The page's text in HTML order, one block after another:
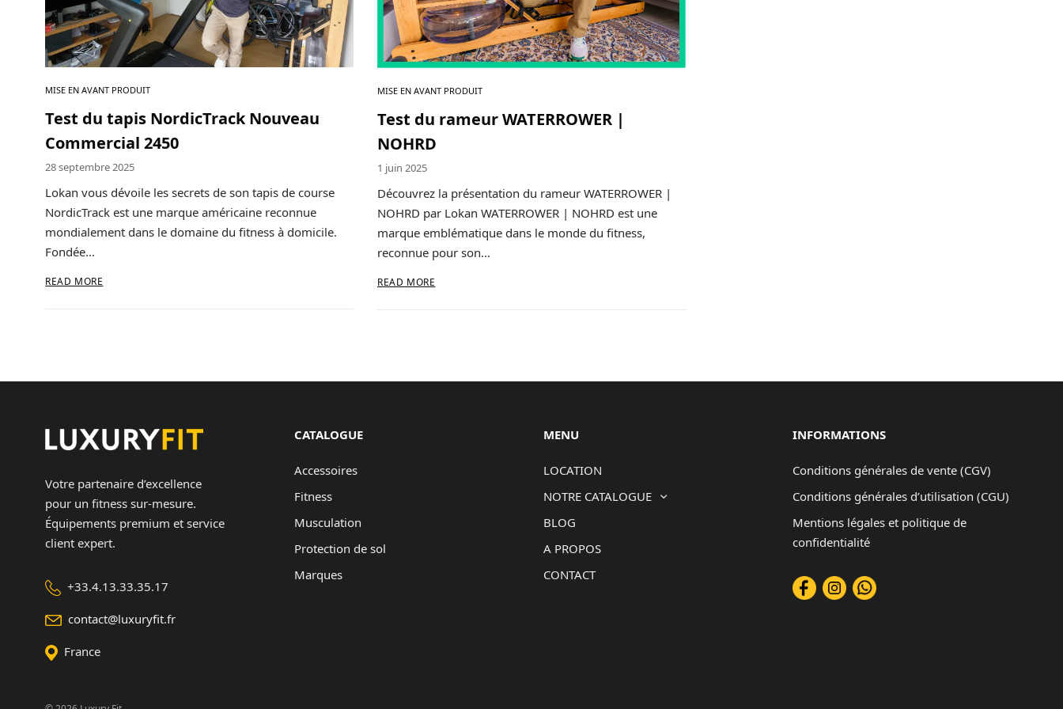
MISE EN AVANT PRODUIT
Test du tapis NordicTrack Nouveau
Commercial 2450
28 septembre 2025
Lokan vous dévoile les secrets de son tapis de course
NordicTrack est une marque américaine reconnue
mondialement dans le domaine du fitness à domicile.
Fondée…
READ MORE
MISE EN AVANT PRODUIT
Test du rameur WATERROWER |
NOHRD
1 juin 2025
Découvrez la présentation du rameur WATERROWER |
NOHRD par Lokan WATERROWER | NOHRD est une
marque emblématique dans le monde du fitness,
reconnue pour son…
READ MORE
Votre partenaire d’excellence
pour un fitness sur-mesure.
Équipements premium et service
client expert.
+33.4.13.33.35.17
contact@luxuryfit.fr
France
CATALOGUE
Accessoires
Fitness
Musculation
Protection de sol
Marques
MENU
LOCATION
NOTRE CATALOGUE
BLOG
A PROPOS
CONTACT
INFORMATIONS
Conditions générales de vente (CGV)
Conditions générales d’utilisation (CGU)
Mentions légales et politique de
confidentialité
A propos
Contact
Copyright © 2024 Luxury Fit. All rights reserved.